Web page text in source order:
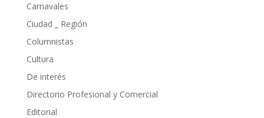
Carnavales
Ciudad _ Región
Columnistas
Cultura
De interés
Directorio Profesional y Comercial
Editorial